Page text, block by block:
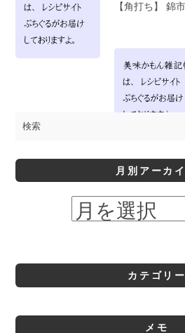
【角打ち】 錦
月別アーカ
カテゴリー
メモ